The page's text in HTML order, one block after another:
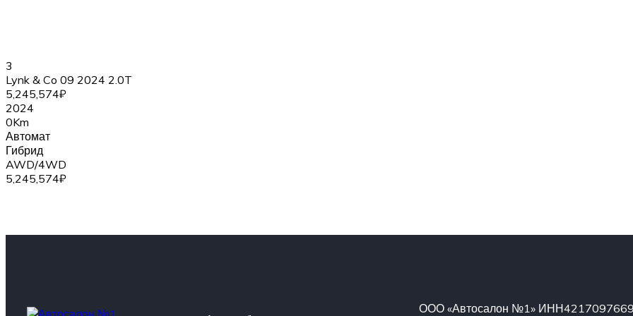
3
Lynk & Co 09 2024 2.0T
5,245,574₽
2024
0Km
Автомат
Гибрид
AWD/4WD
5,245,574₽
ООО «Автосалон №1» ИНН4217097669.